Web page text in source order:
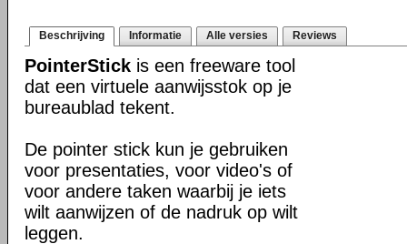
Beschrijving Informatie Alle versies Reviews
PointerStick is een freeware tool
dat een virtuele aanwijsstok op je
bureaublad tekent.
De pointer stick kun je gebruiken
voor presentaties, voor video's of
voor andere taken waarbij je iets
wilt aanwijzen of de nadruk op wilt
leggen.